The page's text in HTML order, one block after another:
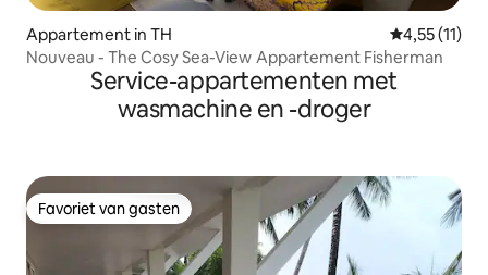
Appartement in TH Gemiddelde
4,55 (11)
Nouveau - The Cosy Sea-View Appartement Fisherman
Service-appartementen met
wasmachine en -droger
Favoriet van gasten
Favoriet van gasten